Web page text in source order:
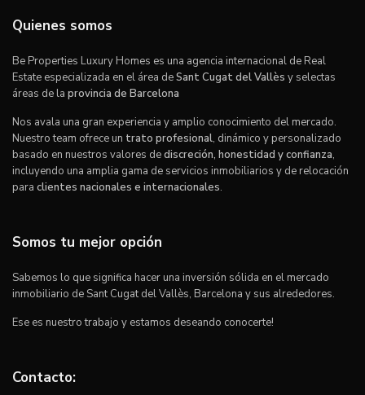
Quienes somos
Be Properties Luxury Homes es una agencia internacional de Real
Estate especializada en el área deSant Cugat del Vallès y selectas
áreas de la provincia de Barcelona
Nos avala una gran experiencia y amplio conocimiento del mercado.
Nuestro team ofrece un trato profesional, dinámico y personalizado
basado en nuestros valores dediscreción, honestidad y confianza,
incluyendo una amplia gama de servicios inmobiliarios y de relocación
para clientes nacionales e internacionales.
Somos tu mejor opción
Sabemos lo que significa hacer una inversión sólida en el mercado
inmobiliario de Sant Cugat del Vallès, Barcelona y sus alrededores.
Ese es nuestro trabajo y estamos deseando conocerte!
Contacto: